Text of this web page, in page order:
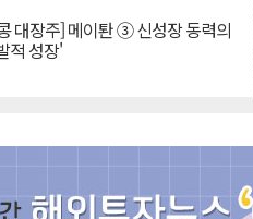
대장주] 메이퇀 ③ 신성장 동력의
적 성장'